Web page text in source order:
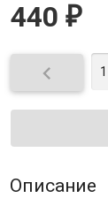
440 ₽

Описание